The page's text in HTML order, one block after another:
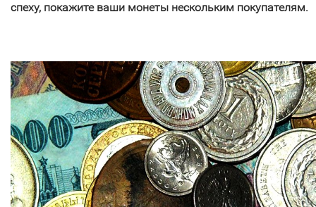
спеху, покажите ваши монеты нескольким покупателям.